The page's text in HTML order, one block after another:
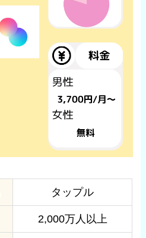
タップル
2,000万人以上